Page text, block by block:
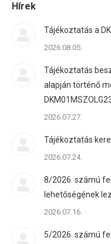
Hírek
Tájékoztatás a
2026.08.05.
Tájékoztatás
alapján történő
2026.07.27.
Tájékoztatás
2026.07.24.
8/2026. számú
lehetőségének
2026.07.16.
5/2026. számú